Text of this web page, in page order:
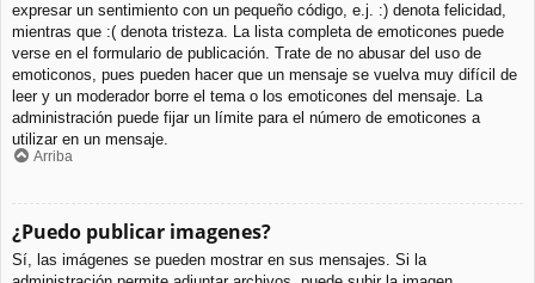
expresar un sentimiento con un pequeño código, e.j. :) denota felicidad,
mientras que :( denota tristeza. La lista completa de emoticones puede
verse en el formulario de publicación. Trate de no abusar del uso de
emoticonos, pues pueden hacer que un mensaje se vuelva muy difícil de
leer y un moderador borre el tema o los emoticones del mensaje. La
administración puede fijar un límite para el número de emoticones a
utilizar en un mensaje.
Arriba
¿Puedo publicar imagenes?
Sí, las imágenes se pueden mostrar en sus mensajes. Si la